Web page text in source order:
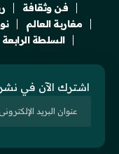
فن وثقافة
مغاربة العالم
السلطة الرابعة
اشترك الآن في